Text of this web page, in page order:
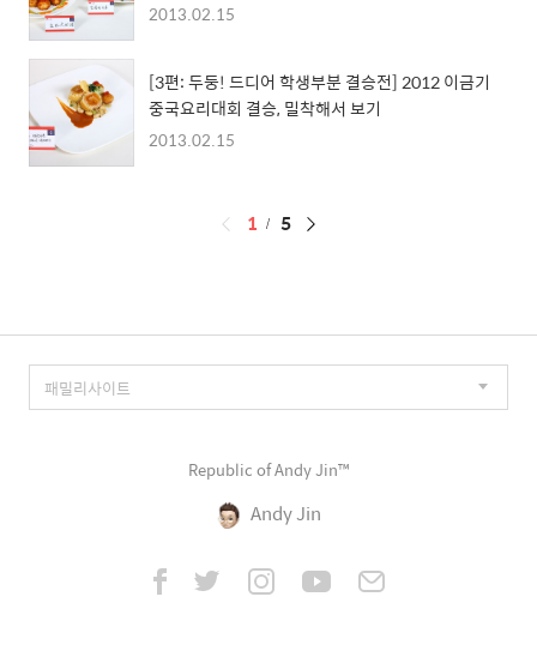
2013.02.15
[3편: 두둥! 드디어 학생부분 결승전] 2012 이금기
중국요리대회 결승, 밀착해서 보기
2013.02.15
페
1 5
Republic of Andy Jin™
Andy Jin